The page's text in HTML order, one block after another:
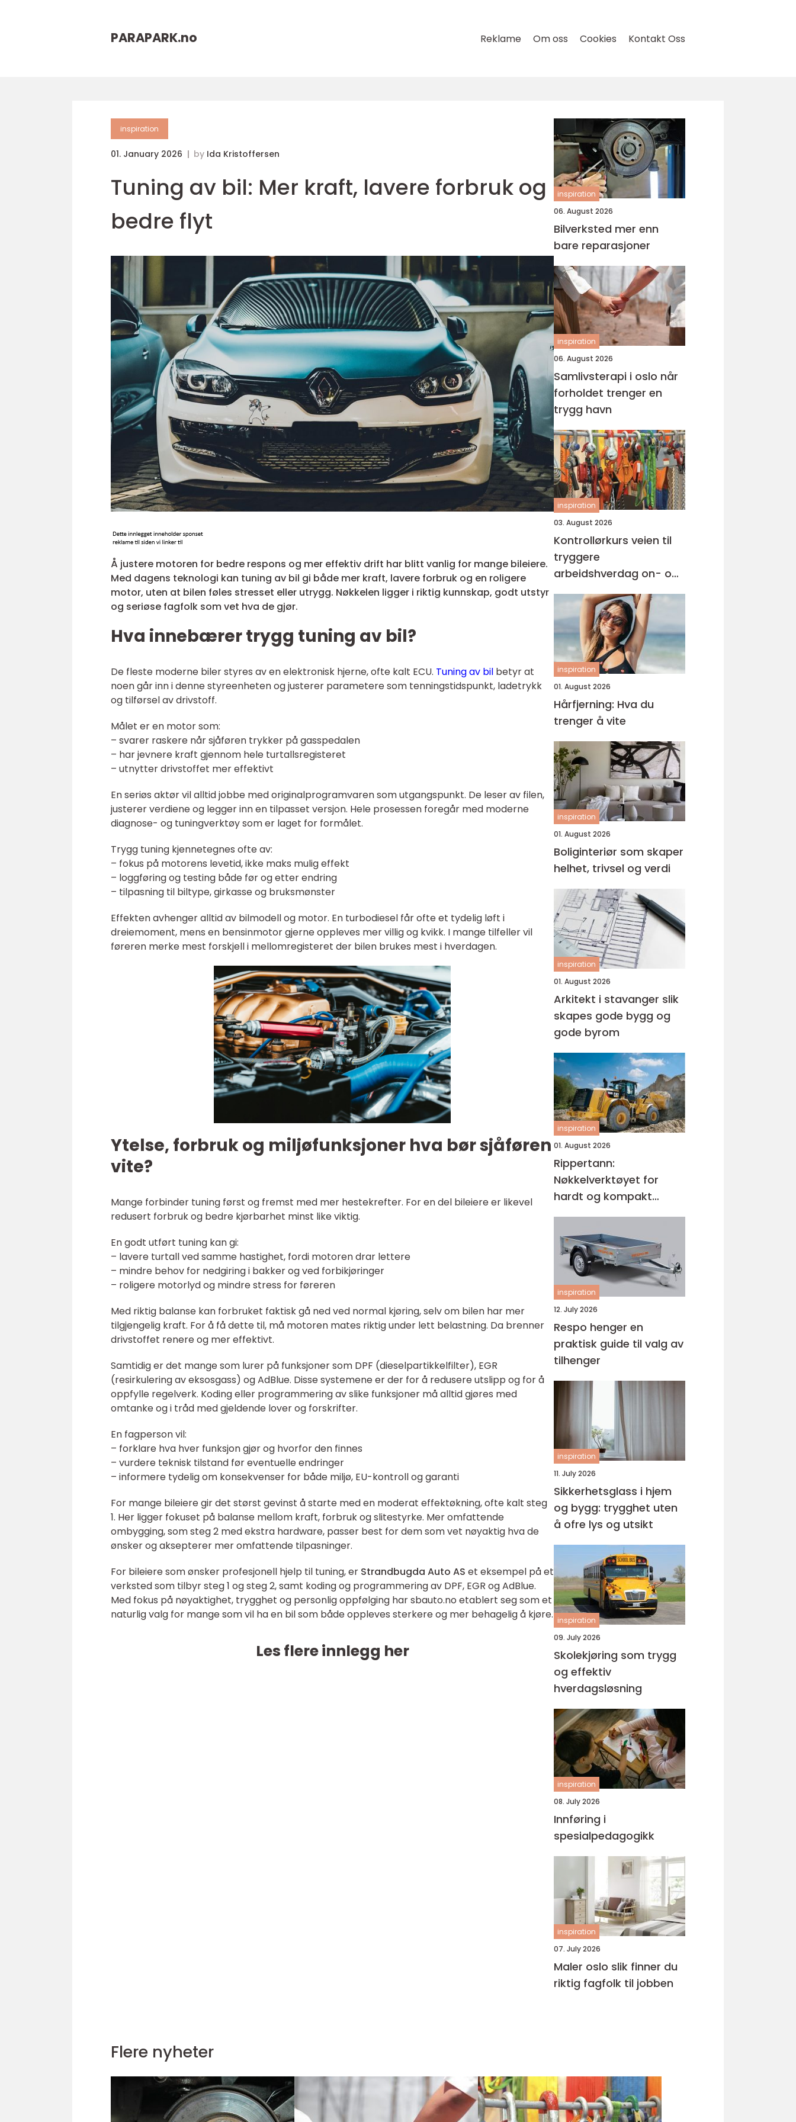
PARAPARK.no Reklame Om oss Cookies Kontakt Oss
inspiration
01. January 2026 by Ida Kristoffersen
Tuning av bil: Mer kraft, lavere forbruk og
bedre flyt
Å justere motoren for bedre respons og mer effektiv drift har blitt vanlig for mange bileiere.
Med dagens teknologi kan tuning av bil gi både mer kraft, lavere forbruk og en roligere
motor, uten at bilen føles stresset eller utrygg. Nøkkelen ligger i riktig kunnskap, godt utstyr
og seriøse fagfolk som vet hva de gjør.
Hva innebærer trygg tuning av bil?
De fleste moderne biler styres av en elektronisk hjerne, ofte kalt ECU. Tuning av bil betyr at
noen går inn i denne styreenheten og justerer parametere som tenningstidspunkt, ladetrykk
og tilførsel av drivstoff.
Målet er en motor som:
– svarer raskere når sjåføren trykker på gasspedalen
– har jevnere kraft gjennom hele turtallsregisteret
– utnytter drivstoffet mer effektivt
En seriøs aktør vil alltid jobbe med originalprogramvaren som utgangspunkt. De leser av filen,
justerer verdiene og legger inn en tilpasset versjon. Hele prosessen foregår med moderne
diagnose- og tuningverktøy som er laget for formålet.
Trygg tuning kjennetegnes ofte av:
– fokus på motorens levetid, ikke maks mulig effekt
– loggføring og testing både før og etter endring
– tilpasning til biltype, girkasse og bruksmønster
Effekten avhenger alltid av bilmodell og motor. En turbodiesel får ofte et tydelig løft i
dreiemoment, mens en bensinmotor gjerne oppleves mer villig og kvikk. I mange tilfeller vil
føreren merke mest forskjell i mellomregisteret der bilen brukes mest i hverdagen.
Ytelse, forbruk og miljøfunksjoner hva bør sjåføren
vite?
Mange forbinder tuning først og fremst med mer hestekrefter. For en del bileiere er likevel
redusert forbruk og bedre kjørbarhet minst like viktig.
En godt utført tuning kan gi:
– lavere turtall ved samme hastighet, fordi motoren drar lettere
– mindre behov for nedgiring i bakker og ved forbikjøringer
– roligere motorlyd og mindre stress for føreren
Med riktig balanse kan forbruket faktisk gå ned ved normal kjøring, selv om bilen har mer
tilgjengelig kraft. For å få dette til, må motoren mates riktig under lett belastning. Da brenner
drivstoffet renere og mer effektivt.
Samtidig er det mange som lurer på funksjoner som DPF (dieselpartikkelfilter), EGR
(resirkulering av eksosgass) og AdBlue. Disse systemene er der for å redusere utslipp og for å
oppfylle regelverk. Koding eller programmering av slike funksjoner må alltid gjøres med
omtanke og i tråd med gjeldende lover og forskrifter.
En fagperson vil:
– forklare hva hver funksjon gjør og hvorfor den finnes
– vurdere teknisk tilstand før eventuelle endringer
– informere tydelig om konsekvenser for både miljø, EU-kontroll og garanti
For mange bileiere gir det størst gevinst å starte med en moderat effektøkning, ofte kalt steg
1. Her ligger fokuset på balanse mellom kraft, forbruk og slitestyrke. Mer omfattende
ombygging, som steg 2 med ekstra hardware, passer best for dem som vet nøyaktig hva de
ønsker og aksepterer mer omfattende tilpasninger.
For bileiere som ønsker profesjonell hjelp til tuning, er Strandbugda Auto AS et eksempel på et
verksted som tilbyr steg 1 og steg 2, samt koding og programmering av DPF, EGR og AdBlue.
Med fokus på nøyaktighet, trygghet og personlig oppfølging har sbauto.no etablert seg som et
naturlig valg for mange som vil ha en bil som både oppleves sterkere og mer behagelig å kjøre.
Les flere innlegg her
inspiration
06. August 2026
Bilverksted mer enn
bare reparasjoner
inspiration
06. August 2026
Samlivsterapi i oslo når
forholdet trenger en
trygg havn
inspiration
03. August 2026
Kontrollørkurs veien til
tryggere
arbeidshverdag on- og
offshore
inspiration
01. August 2026
Hårfjerning: Hva du
trenger å vite
inspiration
01. August 2026
Boliginteriør som skaper
helhet, trivsel og verdi
inspiration
01. August 2026
Arkitekt i stavanger slik
skapes gode bygg og
gode byrom
inspiration
01. August 2026
Rippertann:
Nøkkelverktøyet for
hardt og kompakt
grunnarbeid
inspiration
12. July 2026
Respo henger en
praktisk guide til valg av
tilhenger
inspiration
11. July 2026
Sikkerhetsglass i hjem
og bygg: trygghet uten
å ofre lys og utsikt
inspiration
09. July 2026
Skolekjøring som trygg
og effektiv
hverdagsløsning
inspiration
08. July 2026
Innføring i
spesialpedagogikk
inspiration
07. July 2026
Maler oslo slik finner du
riktig fagfolk til jobben
Flere nyheter